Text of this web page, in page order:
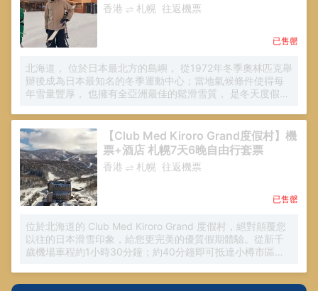
香港 札幌 往返機票
已售罄
北海道， 位於日本最北方的島嶼， 從1972年冬季奧林匹克舉
辦後成為日本最知名的冬季運動中心；當地氣候條件使得每
年雪量豐厚， 也擁有全亞洲最佳的鬆滑雪質， 是冬天度假的
是許多滑雪愛好者的滑雪勝地首選。 除了滑雪之外， 還有豐
富多樣的非滑雪活動可供選擇， 包含溫水泳池、日式風呂、
健身房、撞球、壁球、主題派對與娛樂秀等， 適合全家人一
起造訪共度美好的假期時光。
【Club Med Kiroro Grand度假村】機
票+酒店 札幌7天6晚自由行套票
香港 札幌 往返機票
已售罄
位於北海道的 Club Med Kiroro Grand 度假村，絕對顛覆您
以往的日本滑雪印象，給您更完美的優質假期體驗。從新千
歲機場車程約1小時30分鐘；約40分鐘即可抵達小樽市區。